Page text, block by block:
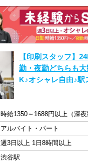
【印刷スタッフ】
勤・夜勤どちらも
K♪オシャレ自由♪駅
アルバイト・パート
週3日以上 1日8時間以上
渋谷駅